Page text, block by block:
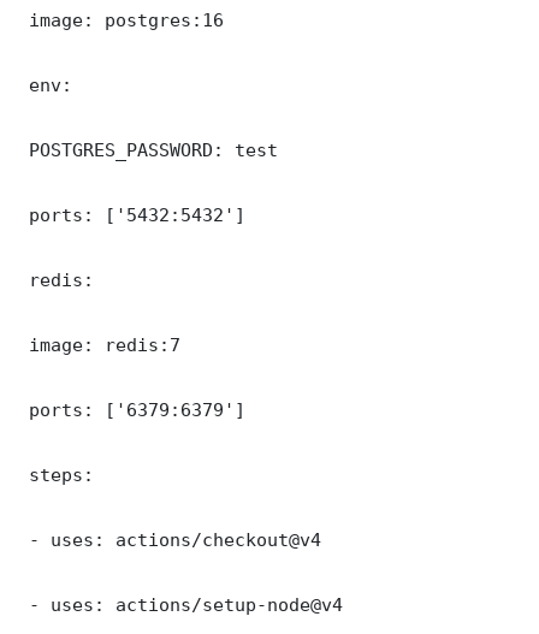
image: postgres:16
env:
POSTGRES_PASSWORD: test
ports: ['5432:5432']
redis:
image: redis:7
ports: ['6379:6379']
steps:
- uses: actions/checkout@v4
- uses: actions/setup-node@v4